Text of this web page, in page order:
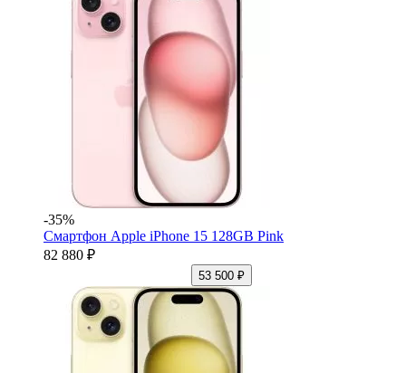
-35%
Смартфон Apple iPhone 15 128GB Pink
82 880 ₽
53 500 ₽